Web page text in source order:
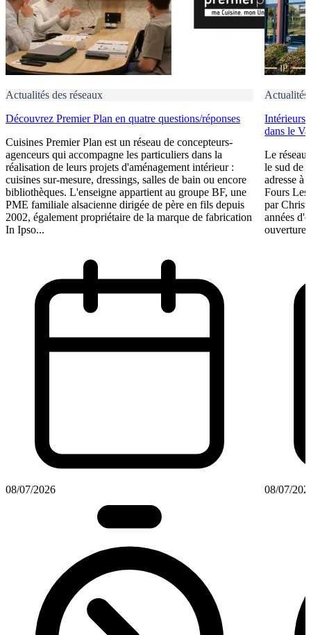
Actualités des réseaux
Découvrez Premier Plan en quatre questions/réponses
Cuisines Premier Plan est un réseau de concepteurs-
agenceurs qui accompagne les particuliers dans la
réalisation de leurs projets d'aménagement intérieur :
cuisines sur-mesure, dressings, salles de bain ou encore
bibliothèques. L'enseigne appartient au groupe BF, une
PME familiale alsacienne dirigée de père en fils depuis
2002, également propriétaire de la marque de fabrication
In Ipso...
08/07/2026
Actualités
Intérieurs
dans le
Le réseau
le sud de
adresse à
Fours Les
par
années
ouverture
08/07/